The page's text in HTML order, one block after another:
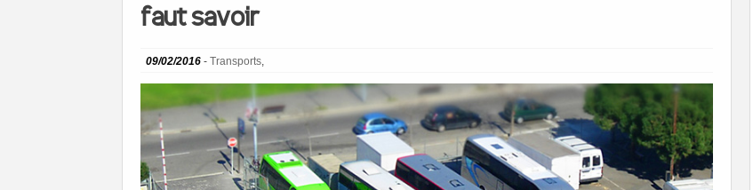
faut savoir
09/02/2016 - Transports